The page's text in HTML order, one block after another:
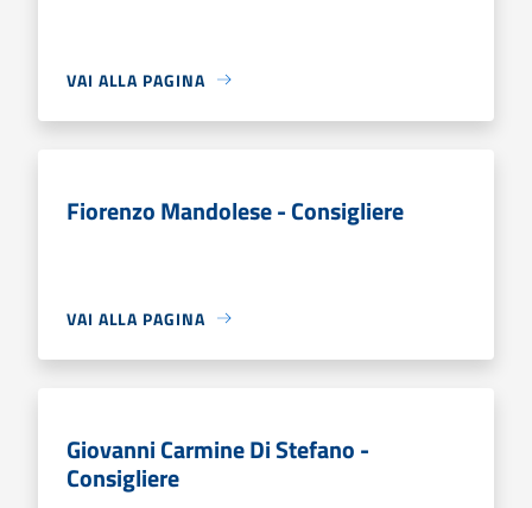
VAI ALLA PAGINA
Fiorenzo Mandolese - Consigliere
VAI ALLA PAGINA
Giovanni Carmine Di Stefano -
Consigliere